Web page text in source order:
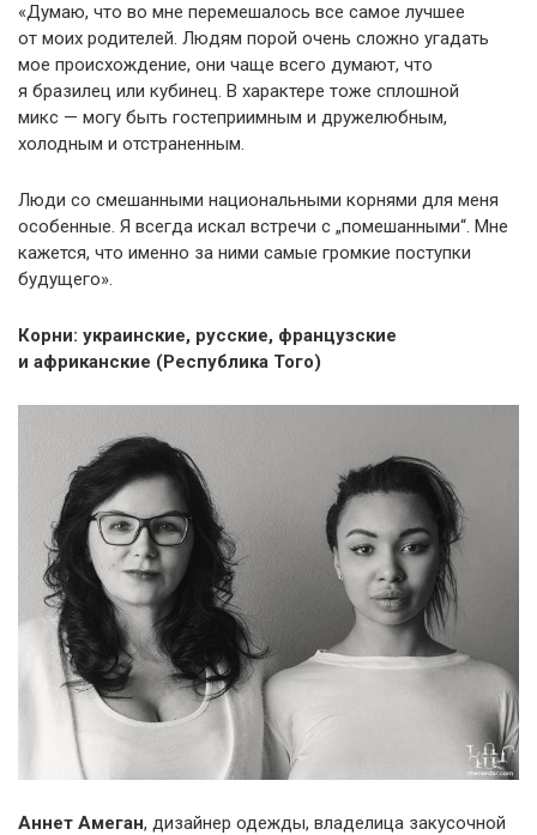
«Думаю, что во мне перемешалось все самое лучшее
от моих родителей. Людям порой очень сложно угадать
мое происхождение, они чаще всего думают, что
я бразилец или кубинец. В характере тоже сплошной
микс — могу быть гостеприимным и дружелюбным,
холодным и отстраненным.
Люди со смешанными национальными корнями для меня
особенные. Я всегда искал встречи с „помешанными“. Мне
кажется, что именно за ними самые громкие поступки
будущего».
Корни: украинские, русские, французские
и африканские (Республика Того)
Аннет Амеган, дизайнер одежды, владелица закусочной